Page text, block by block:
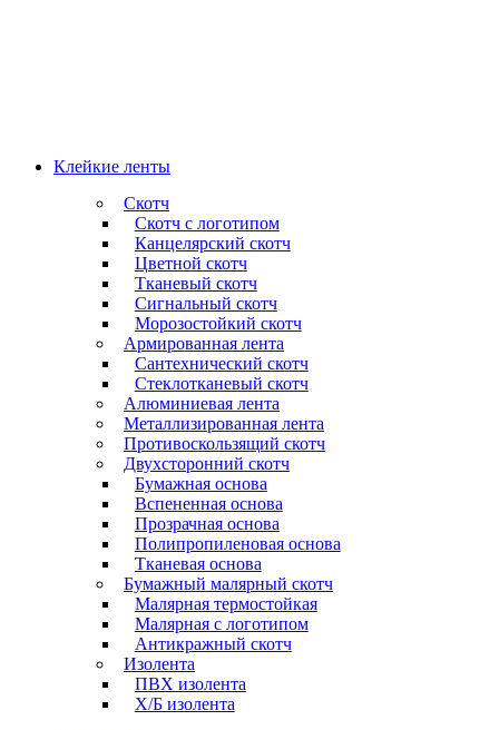
Клейкие ленты
Скотч
Скотч с логотипом
Канцелярский скотч
Цветной скотч
Тканевый скотч
Сигнальный скотч
Морозостойкий скотч
Армированная лента
Сантехнический скотч
Стеклотканевый скотч
Алюминиевая лента
Металлизированная лента
Противоскользящий скотч
Двухсторонний скотч
Бумажная основа
Вспененная основа
Прозрачная основа
Полипропиленовая основа
Тканевая основа
Бумажный малярный скотч
Малярная термостойкая
Малярная с логотипом
Антикражный скотч
Изолента
ПВХ изолента
Х/Б изолента